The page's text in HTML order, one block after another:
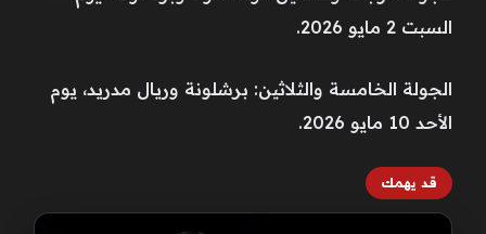
السبت 2 مايو 2026.
الجولة الخامسة والثلاثين: برشلونة وريال مدريد، يوم
الأحد 10 مايو 2026.
قد يهمك